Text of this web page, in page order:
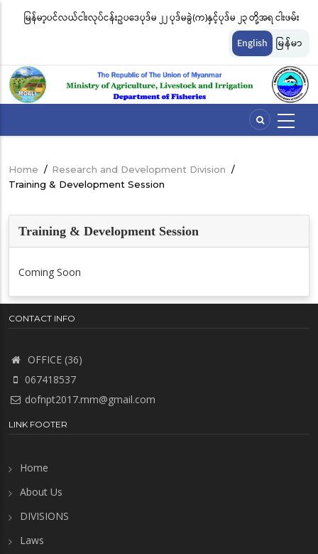
မြန်မာ့ပင်လယ်ငါးလုပ်ငန်းဥပဒေပုဒ်မ ၂၂ ပုဒ်မခွဲ(က)နှင့်ပုဒ်မ ၂၃ တို့အရ ငါးဖမ်း
ကိရိယာအမျိုးအစားအလိုက် လိုင်စင်ခနှုန်းထားများကို အောက်ပါအတိုင်း
English မြန်မာ
Breadcrumb
Home / Research and Development Division /
Training & Development Session
Training & Development Session
Coming Soon
CONTACT INFO
OFFICE (36)
067418537
dofnpt2017.mm@gmail.com
LINK FOOTER
Home
About Us
DIVISIONS
Laws